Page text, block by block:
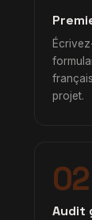
projet.
02
Audit